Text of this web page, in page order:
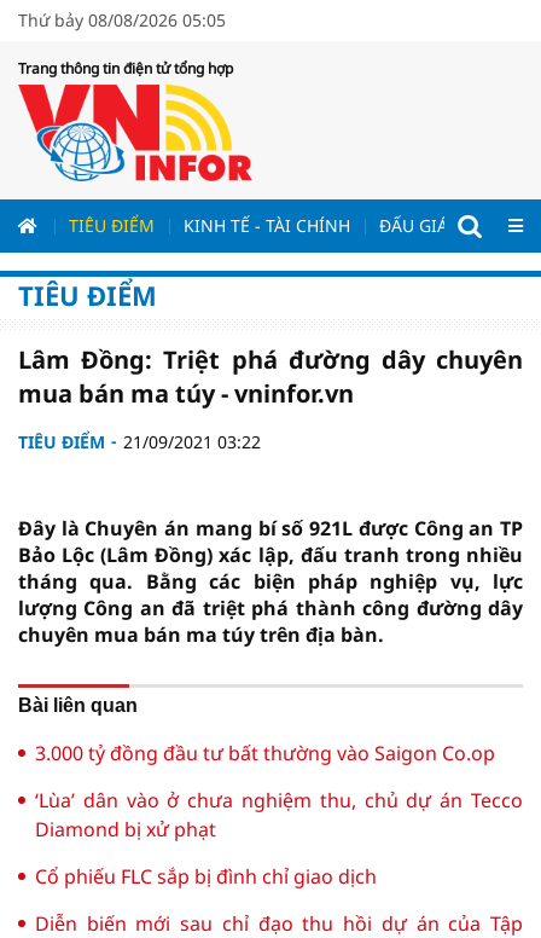
Thứ bảy 08/08/2026 05:05
Trang thông tin điện tử tổng hợp
TIÊU ĐIỂM KINH TẾ - TÀI CHÍNH ĐẤU GIÁ - ĐẤU
TIÊU ĐIỂM
Lâm Đồng: Triệt phá đường dây chuyên
mua bán ma túy - vninfor.vn
TIÊU ĐIỂM 21/09/2021 03:22
Đây là Chuyên án mang bí số 921L được Công an TP
Bảo Lộc (Lâm Đồng) xác lập, đấu tranh trong nhiều
tháng qua. Bằng các biện pháp nghiệp vụ, lực
lượng Công an đã triệt phá thành công đường dây
chuyên mua bán ma túy trên địa bàn.
Bài liên quan
3.000 tỷ đồng đầu tư bất thường vào Saigon Co.op
‘Lùa’ dân vào ở chưa nghiệm thu, chủ dự án Tecco
Diamond bị xử phạt
Cổ phiếu FLC sắp bị đình chỉ giao dịch
Diễn biến mới sau chỉ đạo thu hồi dự án của Tập